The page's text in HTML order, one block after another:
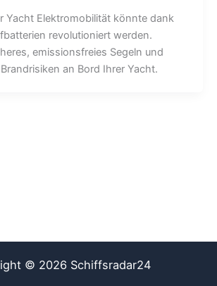
Yacht Elektromobilität könnte dank
revolutioniert werden.
emissionsfreies Segeln und
an Bord Ihrer Yacht.
© 2026 Schiffsradar24